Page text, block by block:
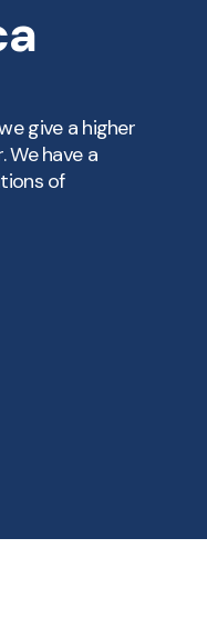
give a higher
have a
of